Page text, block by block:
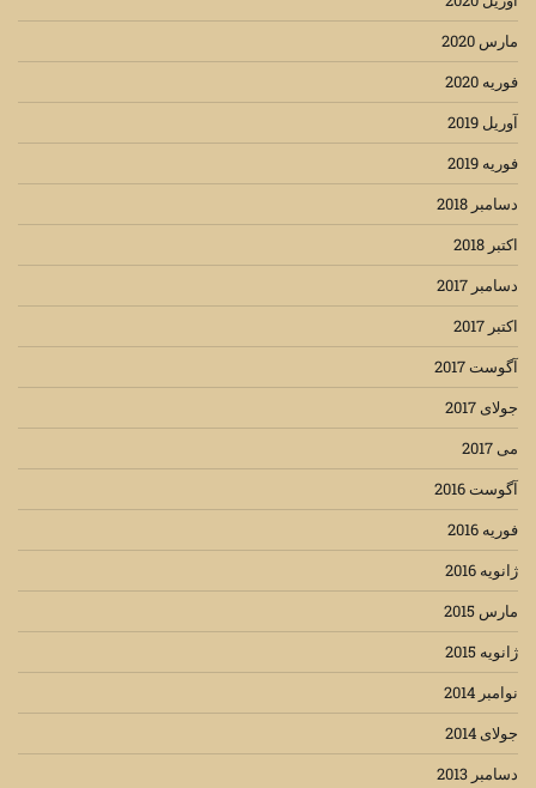
مارس 2020
فوریه 2020
آوریل 2019
فوریه 2019
دسامبر 2018
اکتبر 2018
دسامبر 2017
اکتبر 2017
آگوست 2017
جولای 2017
می 2017
آگوست 2016
فوریه 2016
ژانویه 2016
مارس 2015
ژانویه 2015
نوامبر 2014
جولای 2014
دسامبر 2013